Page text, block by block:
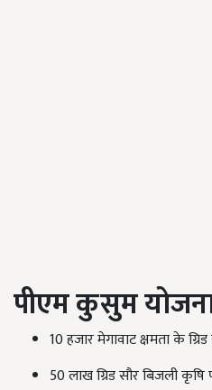
पीएम कुसुम
10 हजार मेगावाट क्षमता के
50 लाख ग्रिड सौर बिजली कृषि